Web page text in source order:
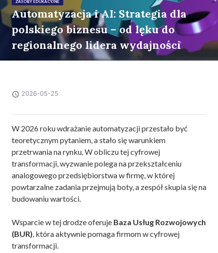
ZASOBY EDUKACYJNE
Automatyzacja i AI: Strategia dla
polskiego biznesu – od lęku do
regionalnego lidera wydajności
2026-05-25
W 2026 roku wdrażanie automatyzacji przestało być
teoretycznym pytaniem, a stało się warunkiem
przetrwania na rynku. W obliczu tej cyfrowej
transformacji, wyzwanie polega na przekształceniu
analogowego przedsiębiorstwa w firmę, w której
powtarzalne zadania przejmują boty, a zespół skupia się na
budowaniu wartości.
Wsparcie w tej drodze oferuje Baza Usług Rozwojowych
(BUR), która aktywnie pomaga firmom w cyfrowej
transformacji.